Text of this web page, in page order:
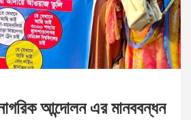
আন্দোলন এর মানববন্ধন